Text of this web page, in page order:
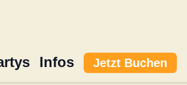
Infos Jetzt Buchen